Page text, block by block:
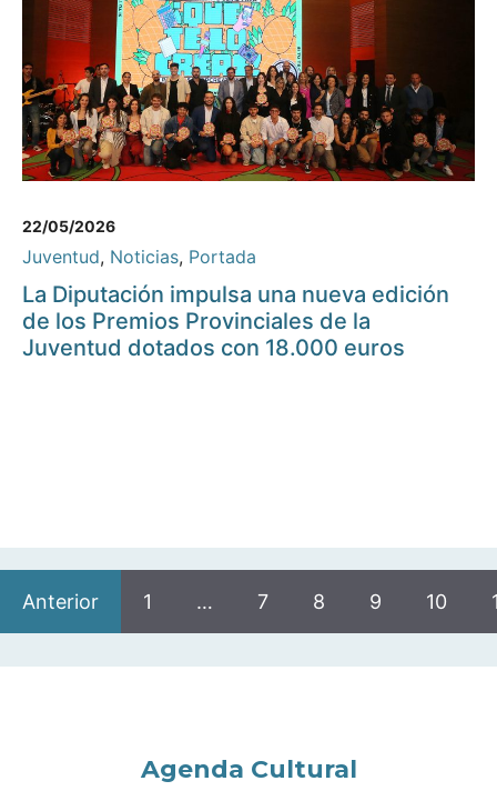
22/05/2026
Juventud, Noticias, Portada
La Diputación impulsa una nueva edición
de los Premios Provinciales de la
Juventud dotados con 18.000 euros
Anterior 1 … 7 8 9 10
Agenda Cultural